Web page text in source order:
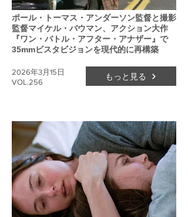
ポール・トーマス・アンダーソン監督と撮影
監督マイケル・バウマン、アクション大作
『ワン・バトル・アフター・アナザー』で
35mmビスタビジョンを現代的に再構築
VOL.256
2026年3月15日 もっと見る